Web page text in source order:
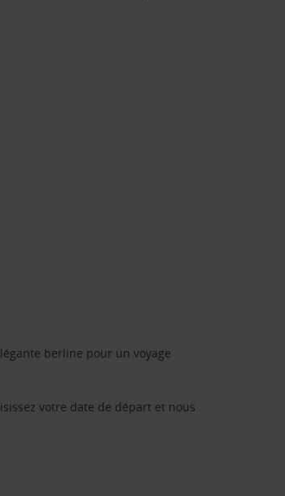
berline pour un voyage
votre date de départ et nous